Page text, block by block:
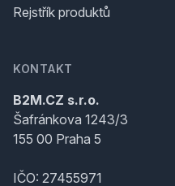
Rejstřík produktů
KONTAKT
B2M.CZ s.r.o.
Šafránkova 1243/3
155 00 Praha 5
IČO: 27455971